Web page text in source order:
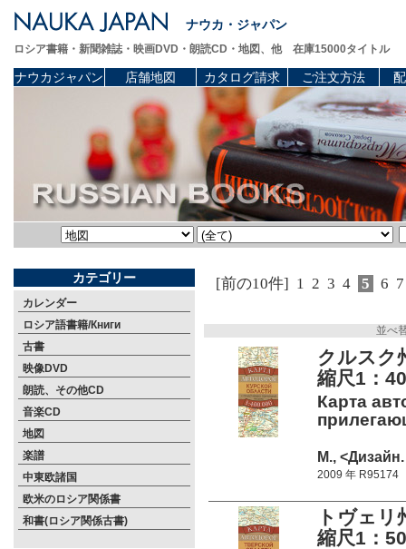
ナウカ・ジャパン
ロシア書籍・新聞雑誌・映画DVD・朗読CD・地図、他 在庫15000タイトル
ナウカジャパン 店舗地図 カタログ請求 ご注文方法
カテゴリー
カレンダー
ロシア語書籍/Книги
古書
映像DVD
朗読、その他CD
音楽CD
地図
楽譜
中東欧諸国
欧米のロシア関係書
和書(ロシア関係古書)
[前の10件] 1 2 3 4 5 6 7
並べ
クルスク
縮尺1：
Карта
М.,
2009 年 R95174
トヴェ
縮尺1：